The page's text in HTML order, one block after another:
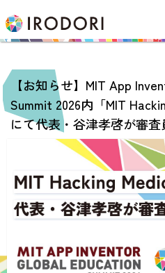
【お知らせ】MIT App
Summit 2026内「MIT
にて代表・谷津孝啓が審査